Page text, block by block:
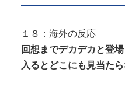
１８：海外の反応
回想までデカデカと登
入るとどこにも見当た